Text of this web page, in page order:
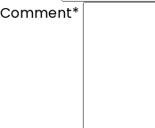
Comment*